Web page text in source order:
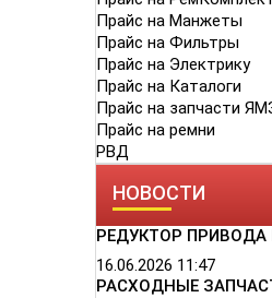
Прайс на Манжеты
Прайс на Фильтры
Прайс на Электрику
Прайс на Каталоги
Прайс на запчасти
Прайс на ремни
РВД
НОВОСТИ
РЕДУКТОР
16.06.2026 11:47
РАСХОДНЫЕ